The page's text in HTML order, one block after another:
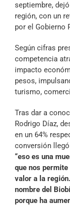
septiembre,
región, con un
por el Gobierno
Según cifras
competencia
impacto
pesos,
turismo,
Tras dar a
Rodrigo Díaz,
en un 64%
conversión
“eso es una
que nos
valor a la
nombre del
porque ha